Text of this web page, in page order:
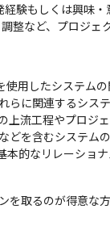
おり、その成長に
術力・マネジメン
経験もしくは興味
整など、プロジ
使用したシステム
らに関連するシス
上流工程やプロジ
どを含むシステム
本的なリレーショ
を取るのが得意な方